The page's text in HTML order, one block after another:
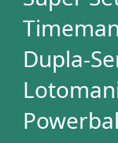
Lotomania
Super Sete
PowerBall
Mega